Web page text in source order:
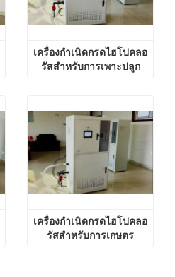
เครื่องกำเนิดกรดไฮโปคลอ
รัสสำหรับการเพาะปลูก
เครื่องกำเนิดกรดไฮโปคลอ
รัสสำหรับการเกษตร